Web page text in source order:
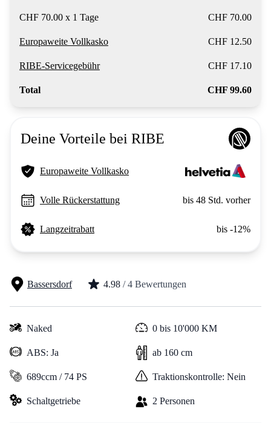
CHF 70.00 x 1 Tage CHF 70.00
Europaweite Vollkasko CHF 12.50
RIBE-Servicegebühr CHF 17.10
Total CHF 99.60
Deine Vorteile bei RIBE
Europaweite Vollkasko
Volle Rückerstattung bis 48 Std. vorher
Langzeitrabatt bis -12%
Bassersdorf 4.98 / 4 Bewertungen
Naked 0 bis 10'000 KM
ABS: Ja ab 160 cm
689ccm / 74 PS Traktionskontrolle: Nein
Schaltgetriebe 2 Personen